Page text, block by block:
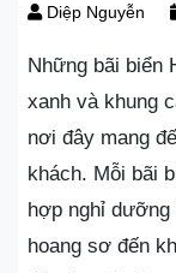
Diệp Nguyễn
Những bãi biển
xanh và khung
nơi đây mang
khách. Mỗi bãi
hợp nghỉ
hoang sơ đến